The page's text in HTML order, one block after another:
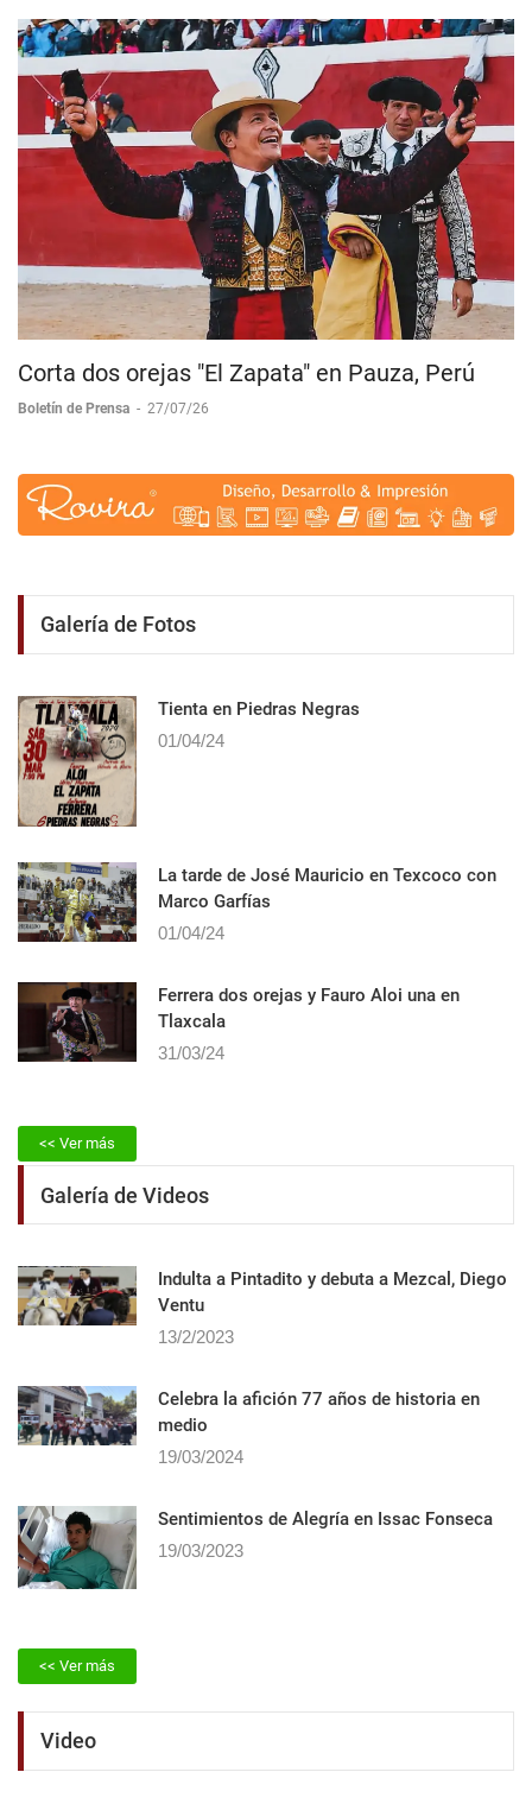
Corta dos orejas "El Zapata" en Pauza, Perú
Boletín de Prensa - 27/07/26
Galería de Fotos
Tienta en Piedras Negras
01/04/24
La tarde de José Mauricio en Texcoco con
Marco Garfías
01/04/24
Ferrera dos orejas y Fauro Aloi una en
Tlaxcala
31/03/24
<< Ver más
Galería de Videos
Indulta a Pintadito y debuta a Mezcal, Diego
Ventu
13/2/2023
Celebra la afición 77 años de historia en
medio
19/03/2024
Sentimientos de Alegrí­a en Issac Fonseca
19/03/2023
<< Ver más
Video